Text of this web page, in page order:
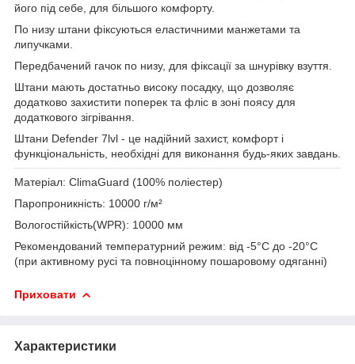
його під себе, для більшого комфорту.
По низу штани фіксуються еластичними манжетами та
липучками.
Передбачений гачок по низу, для фіксації за шнурівку взуття.
Штани мають достатньо високу посадку, що дозволяє
додатково захистити поперек та фліс в зоні поясу для
додаткового зігрівання.
Штани Defender 7lvl - це надійний захист, комфорт і
функціональність, необхідні для виконання будь-яких завдань.
Матеріал: ClimaGuard (100% поліестер)
Паропроникність: 10000 г/м²
Вологостійкість(WPR): 10000 мм
Рекомендований температурний режим: від -5°C до -20°C
(при активному русі та повноцінному пошаровому одяганні)
Приховати
Характеристики